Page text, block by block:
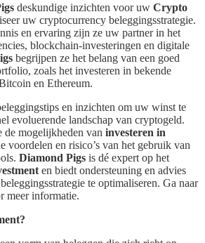
deskundige inzichten voor uw Crypto
uw cryptocurrency beleggingsstrategie.
en ervaring zijn ze uw partner in het
blockchain-investeringen en digitale
begrijpen ze het belang van een goed
zoals het investeren in bekende
en Ethereum.
en inzichten om uw winst te
evoluerende landschap van cryptogeld.
de mogelijkheden van investeren in
voordelen en risico’s van het gebruik van
Diamond Pigs is dé expert op het
en biedt ondersteuning en advies
te optimaliseren. Ga naar
meer informatie.